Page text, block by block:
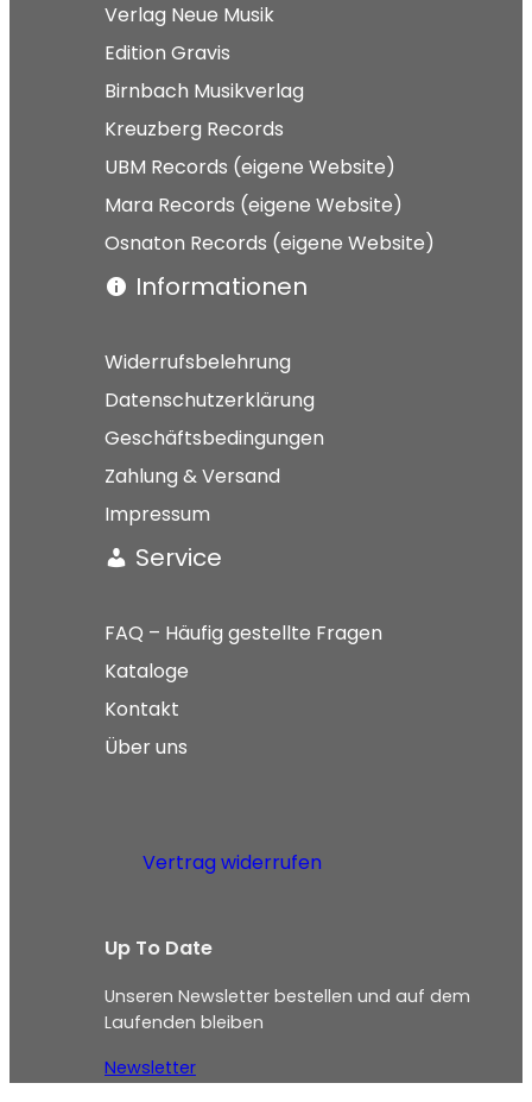
Verlag Neue Musik
Edition Gravis
Birnbach Musikverlag
Kreuzberg Records
UBM Records (eigene Website)
Mara Records (eigene Website)
Osnaton Records (eigene Website)
Informationen
Widerrufsbelehrung
Datenschutzerklärung
Geschäftsbedingungen
Zahlung & Versand
Impressum
Service
FAQ – Häufig gestellte Fragen
Kataloge
Kontakt
Über uns
Vertrag widerrufen
Up To Date
Unseren Newsletter bestellen und auf dem
Laufenden bleiben
Newsletter